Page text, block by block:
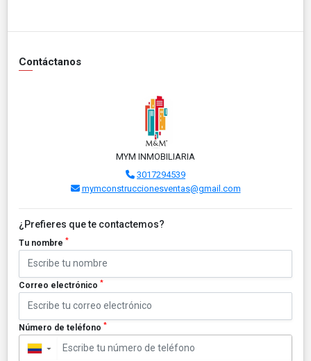
Contáctanos
MYM INMOBILIARIA
3017294539
mymconstruccionesventas@gmail.com
¿Prefieres que te contactemos?
Tu nombre *
Correo electrónico *
Número de teléfono *
▼